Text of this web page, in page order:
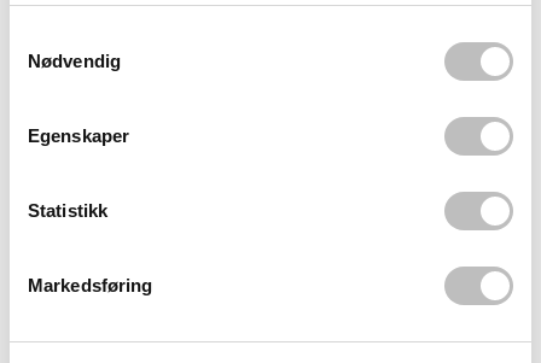
Nødvendig
Egenskaper
Statistikk
Markedsføring
Installeres på veggen ved hjelp av veggfeste, direkte på tank,
Motor:
– 2800 O/min
Telleverk: K44